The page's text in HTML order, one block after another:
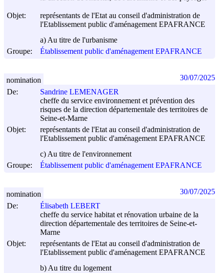
Objet:
représentants de l'Etat au conseil d'administration de
l'Etablissement public d'aménagement EPAFRANCE
a) Au titre de l'urbanisme
Groupe:
Établissement public d'aménagement EPAFRANCE
De:
Sandrine LEMENAGER
cheffe du service environnement et prévention des
risques de la direction départementale des territoires de
Seine-et-Marne
Objet:
représentants de l'Etat au conseil d'administration de
l'Etablissement public d'aménagement EPAFRANCE
c) Au titre de l'environnement
Groupe:
Établissement public d'aménagement EPAFRANCE
nomination 30/07/2025
De:
Élisabeth LEBERT
cheffe du service habitat et rénovation urbaine de la
direction départementale des territoires de Seine-et-
Marne
Objet:
représentants de l'Etat au conseil d'administration de
l'Etablissement public d'aménagement EPAFRANCE
b) Au titre du logement
nomination 30/07/2025